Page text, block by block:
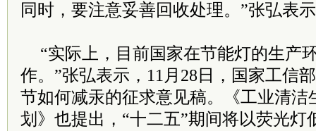
同时，要注意妥善回收处理。”张弘表
“实际上，目前国家在节能灯的生产
作。”张弘表示，11月28日，国家工信
节如何减汞的征求意见稿。《工业清洁
划》也提出，“十二五”期间将以荧光灯